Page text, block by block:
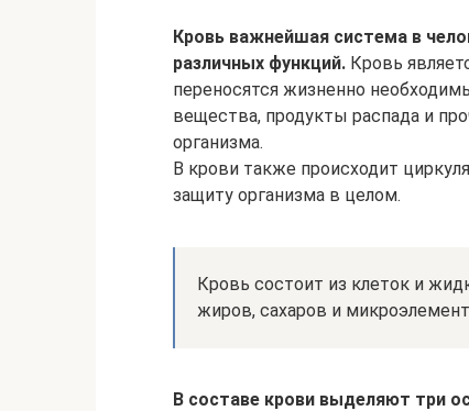
Кровь важнейшая система в
различных функций. Кровь
переносятся жизненно
вещества, продукты распада и
организма.
В крови также происходит
защиту организма в целом.
Кровь состоит из клеток и
жиров, сахаров и
В составе крови выделяют три